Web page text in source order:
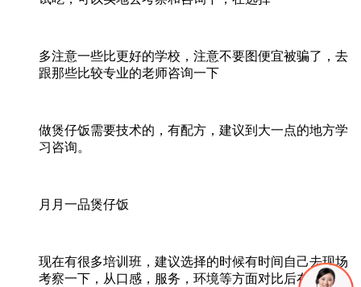
多注意一些比更好的学校，注意不要图便宜被骗了，去
跟那些比较专业的老师咨询一下
做煲仔饭需要技术的，有配方，建议到大一点的地方学
习咨询。
月月一品煲仔饭
现在有很多培训班，建议选择的时候有时间自己去现场
考察一下，从口感，服务，环境等方面对比后在决定在